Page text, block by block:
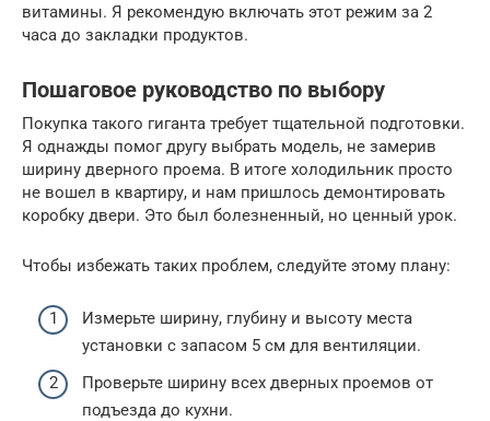
витамины. Я рекомендую включать этот режим за 2
часа до закладки продуктов.
Пошаговое руководство по выбору
Покупка такого гиганта требует тщательной подготовки.
Я однажды помог другу выбрать модель, не замерив
ширину дверного проема. В итоге холодильник просто
не вошел в квартиру, и нам пришлось демонтировать
коробку двери. Это был болезненный, но ценный урок.
Чтобы избежать таких проблем, следуйте этому плану:
Измерьте ширину, глубину и высоту места
установки с запасом 5 см для вентиляции.
Проверьте ширину всех дверных проемов от
подъезда до кухни.